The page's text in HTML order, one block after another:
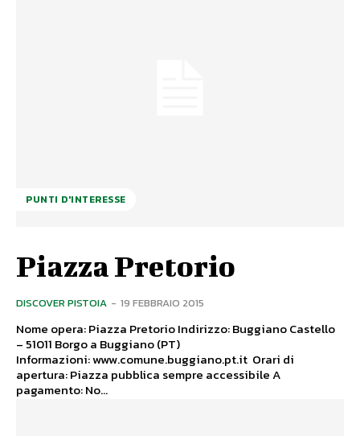
PUNTI D'INTERESSE
Piazza Pretorio
DISCOVER PISTOIA - 19 FEBBRAIO 2015
Nome opera: Piazza Pretorio Indirizzo: Buggiano Castello
– 51011 Borgo a Buggiano (PT)
Informazioni: www.comune.buggiano.pt.it Orari di
apertura: Piazza pubblica sempre accessibile A
pagamento: No...